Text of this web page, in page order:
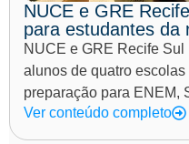
NUCE e GRE
para estudantes da
NUCE e GRE Recife
alunos de quatro
preparação para ENEM,
Ver conteúdo completo